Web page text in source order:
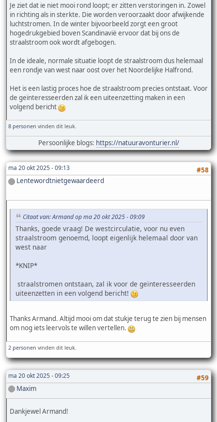
Je ziet dat ie niet mooi rond loopt; er zitten verstoringen in. Zowel
in richting als in sterkte. Die worden veroorzaakt door afwijkende
luchtstromen. In de winter bijvoorbeeld zorgt een groot
hogedrukgebied boven Scandinavië ervoor dat bij ons de
straalstroom ook wordt afgebogen.
In de ideale, normale situatie loopt de straalstroom dus helemaal
een rondje van west naar oost over het Noordelijke Halfrond.
Het is een lastig proces hoe de straalstroom precies ontstaat. Voor
de geïnteresseerden zal ik een uiteenzetting maken in een
volgend bericht
8 personen vinden dit leuk.
Persoonlijke blogs: https://natuuravonturier.nl/
ma 20 okt 2025 - 09:13
#58
Lentewordtnietgewaardeerd
Citaat van: Armand op ma 20 okt 2025 - 09:09
Thanks, goede vraag! De westcirculatie, voor nu even
straalstroom genoemd, loopt eigenlijk helemaal door van
west naar
*KNIP*
straalstromen ontstaan, zal ik voor de geïnteresseerden
uiteenzetten in een volgend bericht!
Thanks Armand. Altijd mooi om dat stukje terug te zien bij mensen
om nog iets leervols te willen vertellen.
2 personen vinden dit leuk.
ma 20 okt 2025 - 09:25
#59
Maxim
Dankjewel Armand!